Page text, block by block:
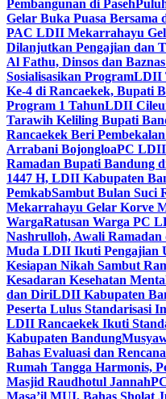
Pembangunan di Paseh
Gelar Buka Puasa
PAC LDII Mekarrahayu
Dilanjutkan Pengajian dan
Al Fathu, Dinsos dan
Sosialisasikan ProgramLDII
Ke-4 di Rancaekek, Bupati
Program 1 TahunLDII
Tarawih Keliling Bupati
Rancaekek Beri
Arrabani BojongloaPC LDII
Ramadan Bupati Bandung
1447 H, LDII Kabupaten
PemkabSambut Bulan Suci
Mekarrahayu Gelar Korve
WargaRatusan Warga PC
Nashrulloh, Awali Ramadan
Muda LDII Ikuti Pengajian
Kesiapan Nikah Sambut
Kesadaran Kesehatan
dan DiriLDII Kabupaten
Peserta Lulus Standarisasi
LDII Rancaekek Ikuti
Kabupaten Bandung
Bahas Evaluasi dan
Rumah Tangga Harmonis,
Masjid Raudhotul Jannah